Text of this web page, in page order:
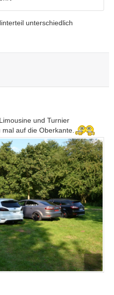
unterschiedlich
und Turnier
auf die Oberkante.